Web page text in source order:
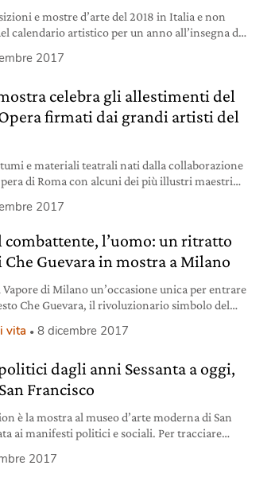
e mostre d’arte del 2018 in Italia e non
calendario artistico per un anno all’insegna del
2017
celebra gli allestimenti del
firmati dai grandi artisti del
e materiali teatrali nati dalla collaborazione
di Roma con alcuni dei più illustri maestri
fino all’11 marzo 2018.
2017
l’uomo: un ritratto
Guevara in mostra a Milano
Vapore di Milano un’occasione unica per entrare
Che Guevara, il rivoluzionario simbolo del
vita 8 dicembre 2017
dagli anni Sessanta a oggi,
Francisco
è la mostra al museo d’arte moderna di San
ai manifesti politici e sociali. Per tracciare
2017